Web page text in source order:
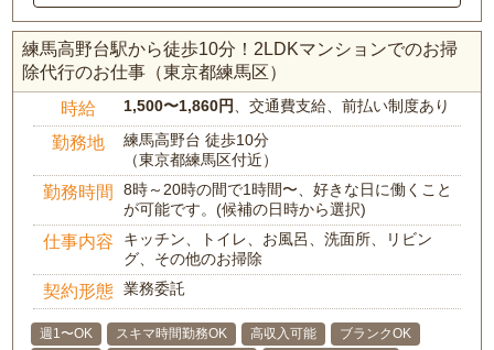
練馬高野台駅から徒歩10分！2LDKマンションでのお掃
除代行のお仕事（東京都練馬区）
時給 1,500〜1,860円 、交通費支給、前払い制度あり
勤務地
練馬高野台 徒歩10分
（東京都練馬区付近）
勤務時間
8時～20時の間で1時間〜、好きな日に働くこと
が可能です。(候補の日時から選択)
仕事内容
キッチン、トイレ、お風呂、洗面所、リビン
グ、その他のお掃除
契約形態 業務委託
週1〜OK スキマ時間勤務OK 高収入可能
ブランクOK